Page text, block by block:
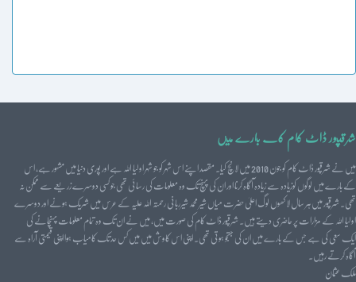
شرقپور ڈاٹ کام کے بارے میں
میں نے شرقپور ڈاٹ کام کو جون 2010 میں لانچ کیا۔ مقصد اپنے اس شہر کو جو شہر اولیا اللہ ہے اور پوری دنیا میں مشہور ہے، اس
کے بارے میں لوگوں کوزیادہ سے زیادہ آگاہ کرنا اور ان کی پہنچ تک وہ معلومات کی رسائی تھی جو کسی دوسرے زریعے سے ممکن نہ
تھی۔ شرقپور میں ہر سال لاکھوں لوگ اعلیٰ حضرت میاں شیر محمد شیرربانی رحمتہ اللہ علیہ کے عرس میں شریک ہونے اور دوسرے
اولیا اللہ کے مزارات پر حاضری دیتے ہیں۔ شرقپور ڈاٹ کام کی صورت میں، میں نے ان تک وہ تمام معلومات پہنچانے کی
ایک سعی کی ہے جس کے بارے میں ان کی جستجو ہوتی تھی۔ اپنی اس کاوش میں میں کس حد تک کامیاب ہوا اپنی قیمتی آراہ سے
آگاہ کرتے رہیں۔
ملک عثمان